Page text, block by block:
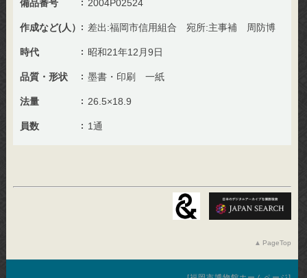
備品番号 2004P02524
作成など(人） 差出:福岡市信用組合 宛所:主事補 周防博
時代 昭和21年12月9日
品質・形状 墨書・印刷 一紙
法量 26.5×18.9
員数 1通
PageTop